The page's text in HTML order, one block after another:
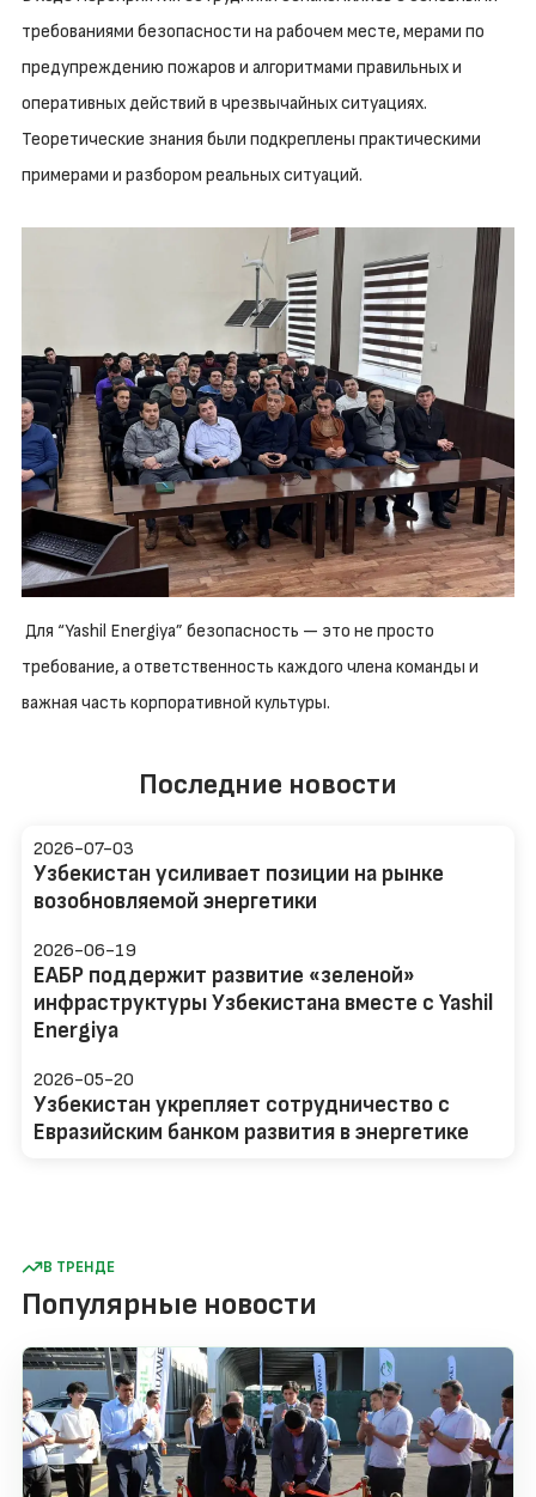
требованиями безопасности на рабочем месте, мерами по
предупреждению пожаров и алгоритмами правильных и
оперативных действий в чрезвычайных ситуациях.
Теоретические знания были подкреплены практическими
примерами и разбором реальных ситуаций.
Для “Yashil Energiya” безопасность — это не просто
требование, а ответственность каждого члена команды и
важная часть корпоративной культуры.
Последние новости
2026-07-03
Узбекистан усиливает позиции на рынке
возобновляемой энергетики
2026-06-19
ЕАБР поддержит развитие «зеленой»
инфраструктуры Узбекистана вместе с Yashil
Energiya
2026-05-20
Узбекистан укрепляет сотрудничество с
Евразийским банком развития в энергетике
В ТРЕНДЕ
Популярные новости